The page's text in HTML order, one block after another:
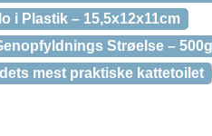
i Plastik – 15,5x12x11cm
Strøelse – 500g
mest praktiske kattetoilet